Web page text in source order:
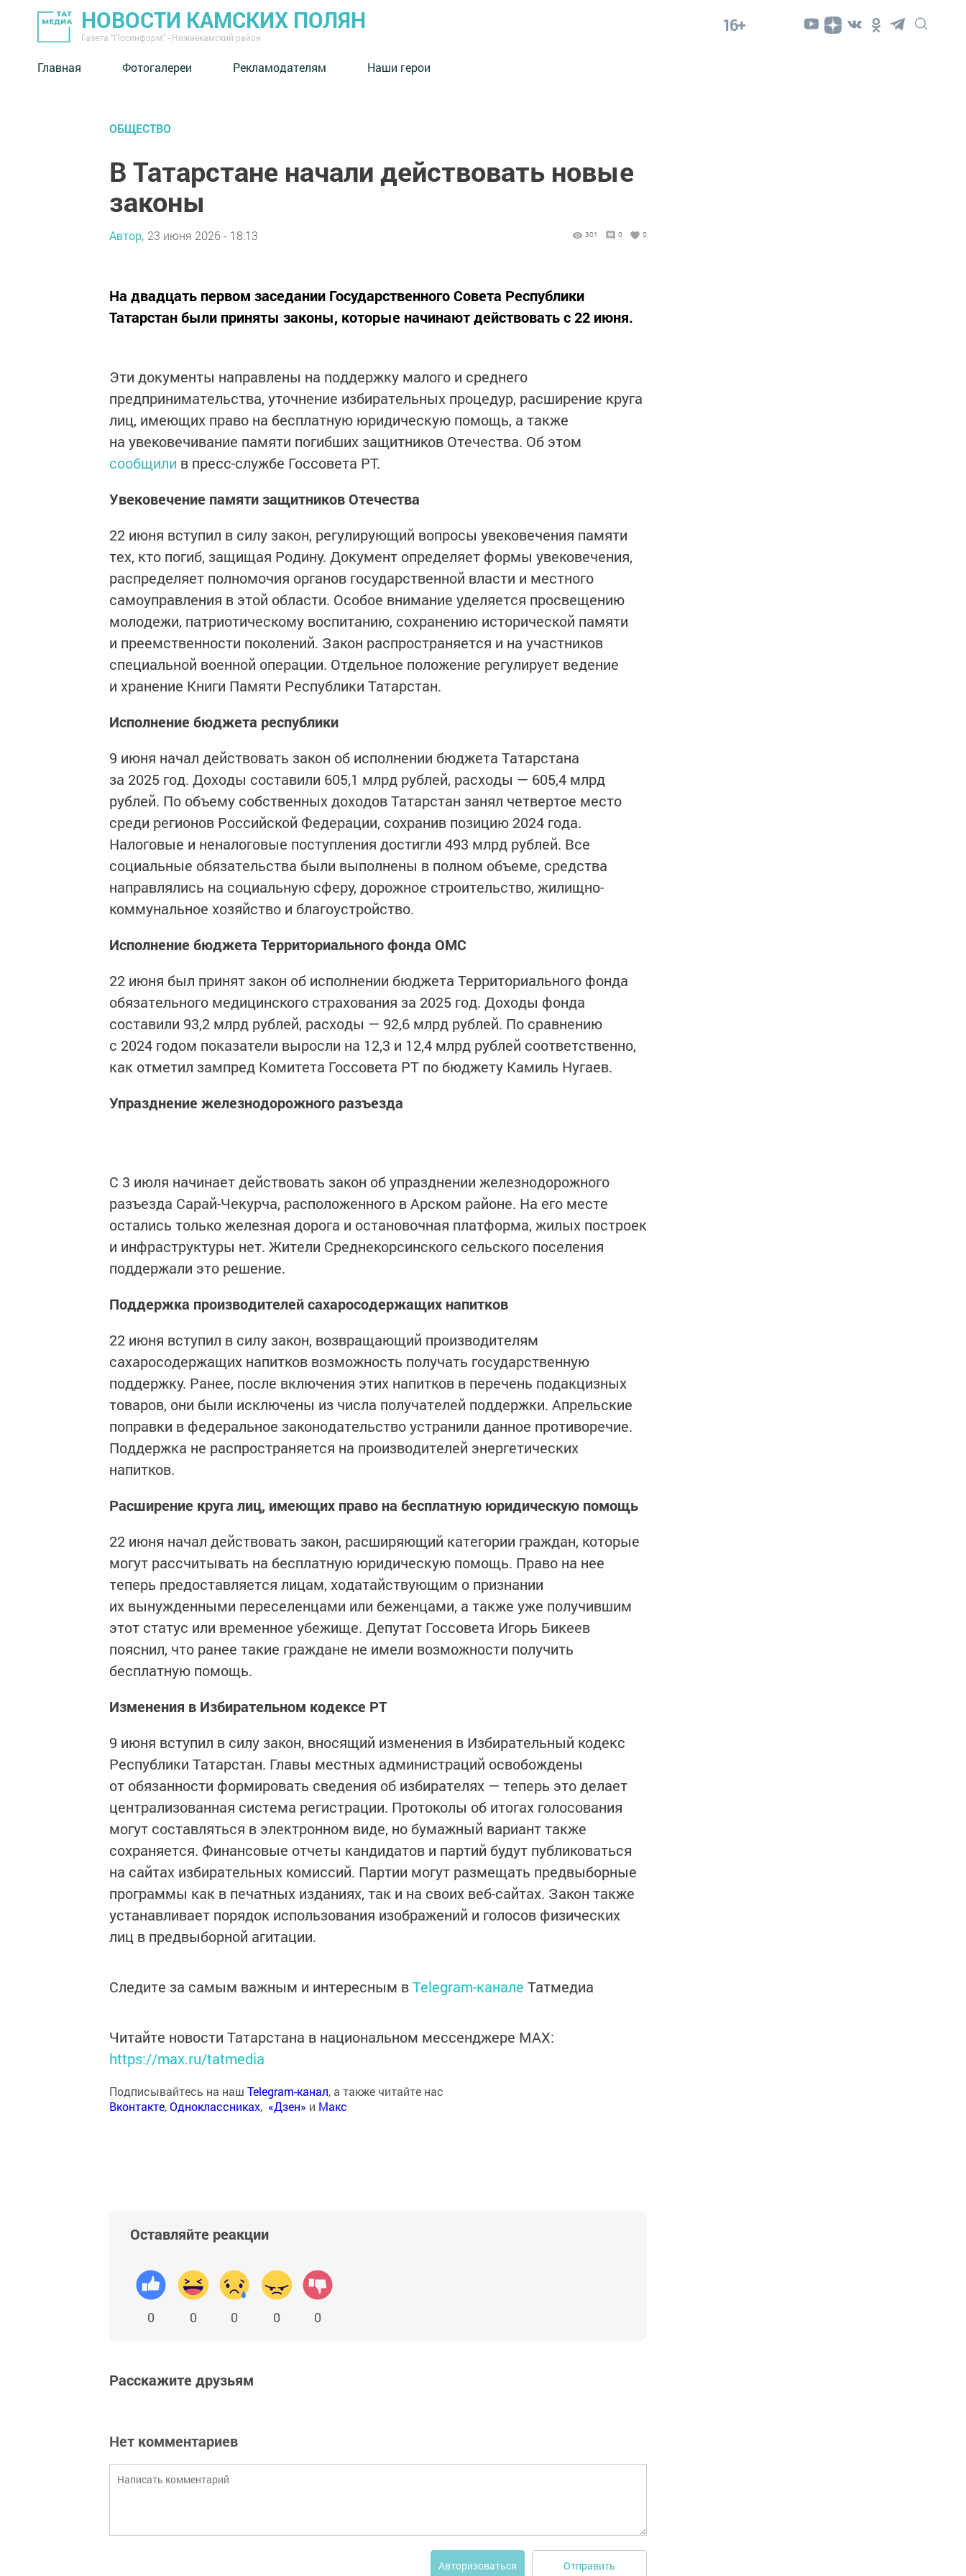
НОВОСТИ КАМСКИХ ПОЛЯН
Газета "Посинформ" - Нижнекамский район
16+
Главная Фотогалереи Рекламодателям Наши герои
ОБЩЕСТВО
В Татарстане начали действовать новые
законы
Автор, 23 июня 2026 - 18:13 301 0 0
На двадцать первом заседании Государственного Совета Республики
Татарстан были приняты законы, которые начинают действовать с 22 июня.
Эти документы направлены на поддержку малого и среднего
предпринимательства, уточнение избирательных процедур, расширение круга
лиц, имеющих право на бесплатную юридическую помощь, а также
на увековечивание памяти погибших защитников Отечества. Об этом
сообщили в пресс-службе Госсовета РТ.
Увековечение памяти защитников Отечества
22 июня вступил в силу закон, регулирующий вопросы увековечения памяти
тех, кто погиб, защищая Родину. Документ определяет формы увековечения,
распределяет полномочия органов государственной власти и местного
самоуправления в этой области. Особое внимание уделяется просвещению
молодежи, патриотическому воспитанию, сохранению исторической памяти
и преемственности поколений. Закон распространяется и на участников
специальной военной операции. Отдельное положение регулирует ведение
и хранение Книги Памяти Республики Татарстан.
Исполнение бюджета республики
9 июня начал действовать закон об исполнении бюджета Татарстана
за 2025 год. Доходы составили 605,1 млрд рублей, расходы — 605,4 млрд
рублей. По объему собственных доходов Татарстан занял четвертое место
среди регионов Российской Федерации, сохранив позицию 2024 года.
Налоговые и неналоговые поступления достигли 493 млрд рублей. Все
социальные обязательства были выполнены в полном объеме, средства
направлялись на социальную сферу, дорожное строительство, жилищно-
коммунальное хозяйство и благоустройство.
Исполнение бюджета Территориального фонда ОМС
22 июня был принят закон об исполнении бюджета Территориального фонда
обязательного медицинского страхования за 2025 год. Доходы фонда
составили 93,2 млрд рублей, расходы — 92,6 млрд рублей. По сравнению
с 2024 годом показатели выросли на 12,3 и 12,4 млрд рублей соответственно,
как отметил зампред Комитета Госсовета РТ по бюджету Камиль Нугаев.
Упразднение железнодорожного разъезда
С 3 июля начинает действовать закон об упразднении железнодорожного
разъезда Сарай-Чекурча, расположенного в Арском районе. На его месте
остались только железная дорога и остановочная платформа, жилых построек
и инфраструктуры нет. Жители Среднекорсинского сельского поселения
поддержали это решение.
Поддержка производителей сахаросодержащих напитков
22 июня вступил в силу закон, возвращающий производителям
сахаросодержащих напитков возможность получать государственную
поддержку. Ранее, после включения этих напитков в перечень подакцизных
товаров, они были исключены из числа получателей поддержки. Апрельские
поправки в федеральное законодательство устранили данное противоречие.
Поддержка не распространяется на производителей энергетических
напитков.
Расширение круга лиц, имеющих право на бесплатную юридическую помощь
22 июня начал действовать закон, расширяющий категории граждан, которые
могут рассчитывать на бесплатную юридическую помощь. Право на нее
теперь предоставляется лицам, ходатайствующим о признании
их вынужденными переселенцами или беженцами, а также уже получившим
этот статус или временное убежище. Депутат Госсовета Игорь Бикеев
пояснил, что ранее такие граждане не имели возможности получить
бесплатную помощь.
Изменения в Избирательном кодексе РТ
9 июня вступил в силу закон, вносящий изменения в Избирательный кодекс
Республики Татарстан. Главы местных администраций освобождены
от обязанности формировать сведения об избирателях — теперь это делает
централизованная система регистрации. Протоколы об итогах голосования
могут составляться в электронном виде, но бумажный вариант также
сохраняется. Финансовые отчеты кандидатов и партий будут публиковаться
на сайтах избирательных комиссий. Партии могут размещать предвыборные
программы как в печатных изданиях, так и на своих веб-сайтах. Закон также
устанавливает порядок использования изображений и голосов физических
лиц в предвыборной агитации.
Следите за самым важным и интересным вTelegram-канале Татмедиа
Читайте новости Татарстана в национальном мессенджере MАХ:
https://max.ru/tatmedia
Подписывайтесь на наш Telegram-канал, а также читайте нас
Вконтакте,Одноклассниках, «Дзен» и Макс
Оставляйте реакции
0 0 0 0 0
Расскажите друзьям
Нет комментариев
Авторизоваться Отправить